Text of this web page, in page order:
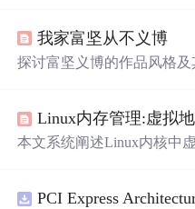
方案。此事引发网友质疑，
目。
我家富坚从不义博
探讨富坚义博的作品风格
Linux内存管理:虚拟
本文系统阐述Linux内核中
重定位、同余定理与VMA